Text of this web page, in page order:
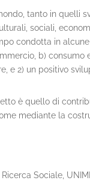
tanto in quelli
sociali,
condotta in
b)
e 2) un positivo
è quello di
mediante la
Sociale,